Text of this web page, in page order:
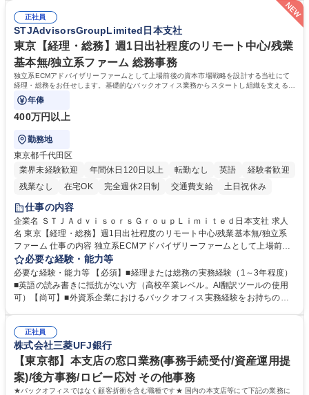
★メンバーがマンツーマンで丁寧に教えるため、ご経験が浅くても安心！
幅広く経験を積みたい意欲がある方に最適な環境です。 募集職種 【総
務・人事】未経験歓迎/日立グループ/組織運営を支えるゼネラリストを目
指す
マネジメント職として活躍したい 【尚可】■人事、労務、採用、教育業務
のご経験 ■労務管理（給与計算・社会保険手続き・勤怠管理など）の経験
■衛生管理者の資格をお持ちの方 学歴・資格 学歴：大学院 大学 高専 短大
専修学校 高校 語学力： 資格：
正社員
STJAdvisorsGroupLimited日本支社
東京【経理・総務】週1日出社程度のリモート中心/残業
基本無/独立系ファーム 総務事務
独立系ECMアドバイザリーファームとして上場前後の資本市場戦略を設計する当社にて
経理・総務をお任せします。基礎的なバックオフィス業務からスタートし組織を支える専
任担当として広く活躍できる環境です。
年俸
400万円以上
勤務地
東京都千代田区
業界未経験歓迎
年間休日120日以上 転勤なし 英語
経験者歓迎
残業なし
在宅OK 完全週休2日制 交通費支給 土日祝休み
仕事の内容
企業名 ＳＴＪＡｄｖｉｓｏｒｓＧｒｏｕｐＬｉｍｉｔｅｄ日本支社 求人
名 東京【経理・総務】週1日出社程度のリモート中心/残業基本無/独立系
ファーム 仕事の内容 独立系ECMアドバイザリーファームとして上場前後
の資本市場戦略を設計する当社にて経理・総務をお任せします。基礎的な
バックオフィス業務からスタートし組織を支える専任担当として広く活躍
できる環境です。 ■日常経理、月次および年次決算サポート業務 ■本国
（グローバル）との英文メール対応（AI翻訳ツール等を使用しての対応で
業務をお任せします。残業も基本的には発生せず、ご自身のペースで業務
を進めやすく定着率の高い環境です。 募集職種 東京【経理・総務】週1日
出社程度のリモート中心/残業基本無/独立系ファーム
必要な経験・能力等
必要な経験・能力等 【必須】■経理または総務の実務経験（1～3年程度）
■英語の読み書きに抵抗がない方（高校卒業レベル。AI翻訳ツールの使用
可）【尚可】■外資系企業におけるバックオフィス実務経験をお持ちの方
【働き方について】現在は週4日程度の在宅勤務を実施しており、ワーク
ライフバランスを重視する方に最適な環境です（フルリモートも面接で相
談可）。【求める人物像】幅広いバックオフィス業務に柔軟に対応でき、
社内外と円滑にコミュニケーションを取りながら業務を推進できる方 学
歴・資格 学歴：大学院 大学 高専 短大 専修学校 高校 語学力： 資格：
正社員
株式会社三菱UFJ銀行
【東京都】本支店の窓口業務(事務手続受付/資産運用提
案)/後方事務/ロビー応対 その他事務
★バックオフィスではなく顧客折衝を含む職種です★ 国内の本支店等にて下記の業務に